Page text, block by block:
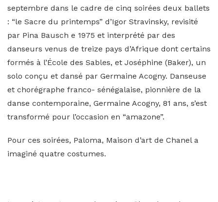
septembre dans le cadre de cinq soirées deux ballets
: “le Sacre du printemps” d’Igor Stravinsky, revisité
par Pina Bausch e 1975 et interprété par des
danseurs venus de treize pays d’Afrique dont certains
formés à l’École des Sables, et Joséphine (Baker), un
solo conçu et dansé par Germaine Acogny. Danseuse
et chorégraphe franco- sénégalaise, pionnière de la
danse contemporaine, Germaine Acogny, 81 ans, s’est
transformé pour l’occasion en “amazone”.
Pour ces soirées, Paloma, Maison d’art de Chanel a
imaginé quatre costumes.